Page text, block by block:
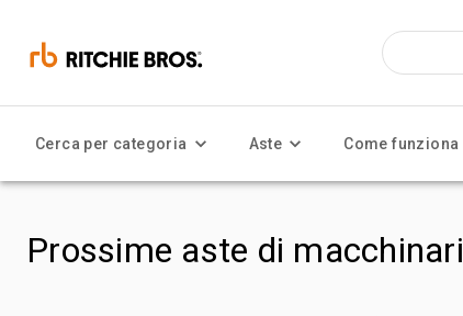
Cerca per categoria Aste Come funziona
Prossime aste di macchinari